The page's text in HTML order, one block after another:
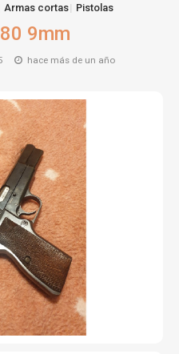
Armas cortas Pistolas
9mm
hace más de un año